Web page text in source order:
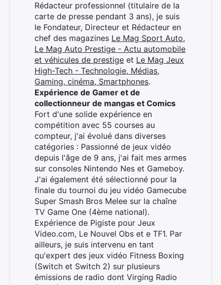
Rédacteur professionnel (titulaire de la
carte de presse pendant 3 ans), je suis
le Fondateur, Directeur et Rédacteur en
chef des magazines Le Mag Sport Auto,
Le Mag Auto Prestige - Actu automobile
et véhicules de prestige et Le Mag Jeux
High-Tech - Technologie, Médias,
Gaming, cinéma, Smartphones.
Expérience de Gamer et de
collectionneur de mangas et Comics
Fort d'une solide expérience en
compétition avec 55 courses au
compteur, j'ai évolué dans diverses
catégories : Passionné de jeux vidéo
depuis l'âge de 9 ans, j'ai fait mes armes
sur consoles Nintendo Nes et Gameboy.
J'ai également été sélectionné pour la
finale du tournoi du jeu vidéo Gamecube
Super Smash Bros Melee sur la chaîne
TV Game One (4ème national).
Expérience de Pigiste pour Jeux
Video.com, Le Nouvel Obs et e TF1. Par
ailleurs, je suis intervenu en tant
qu'expert des jeux vidéo Fitness Boxing
(Switch et Switch 2) sur plusieurs
émissions de radio dont Virging Radio